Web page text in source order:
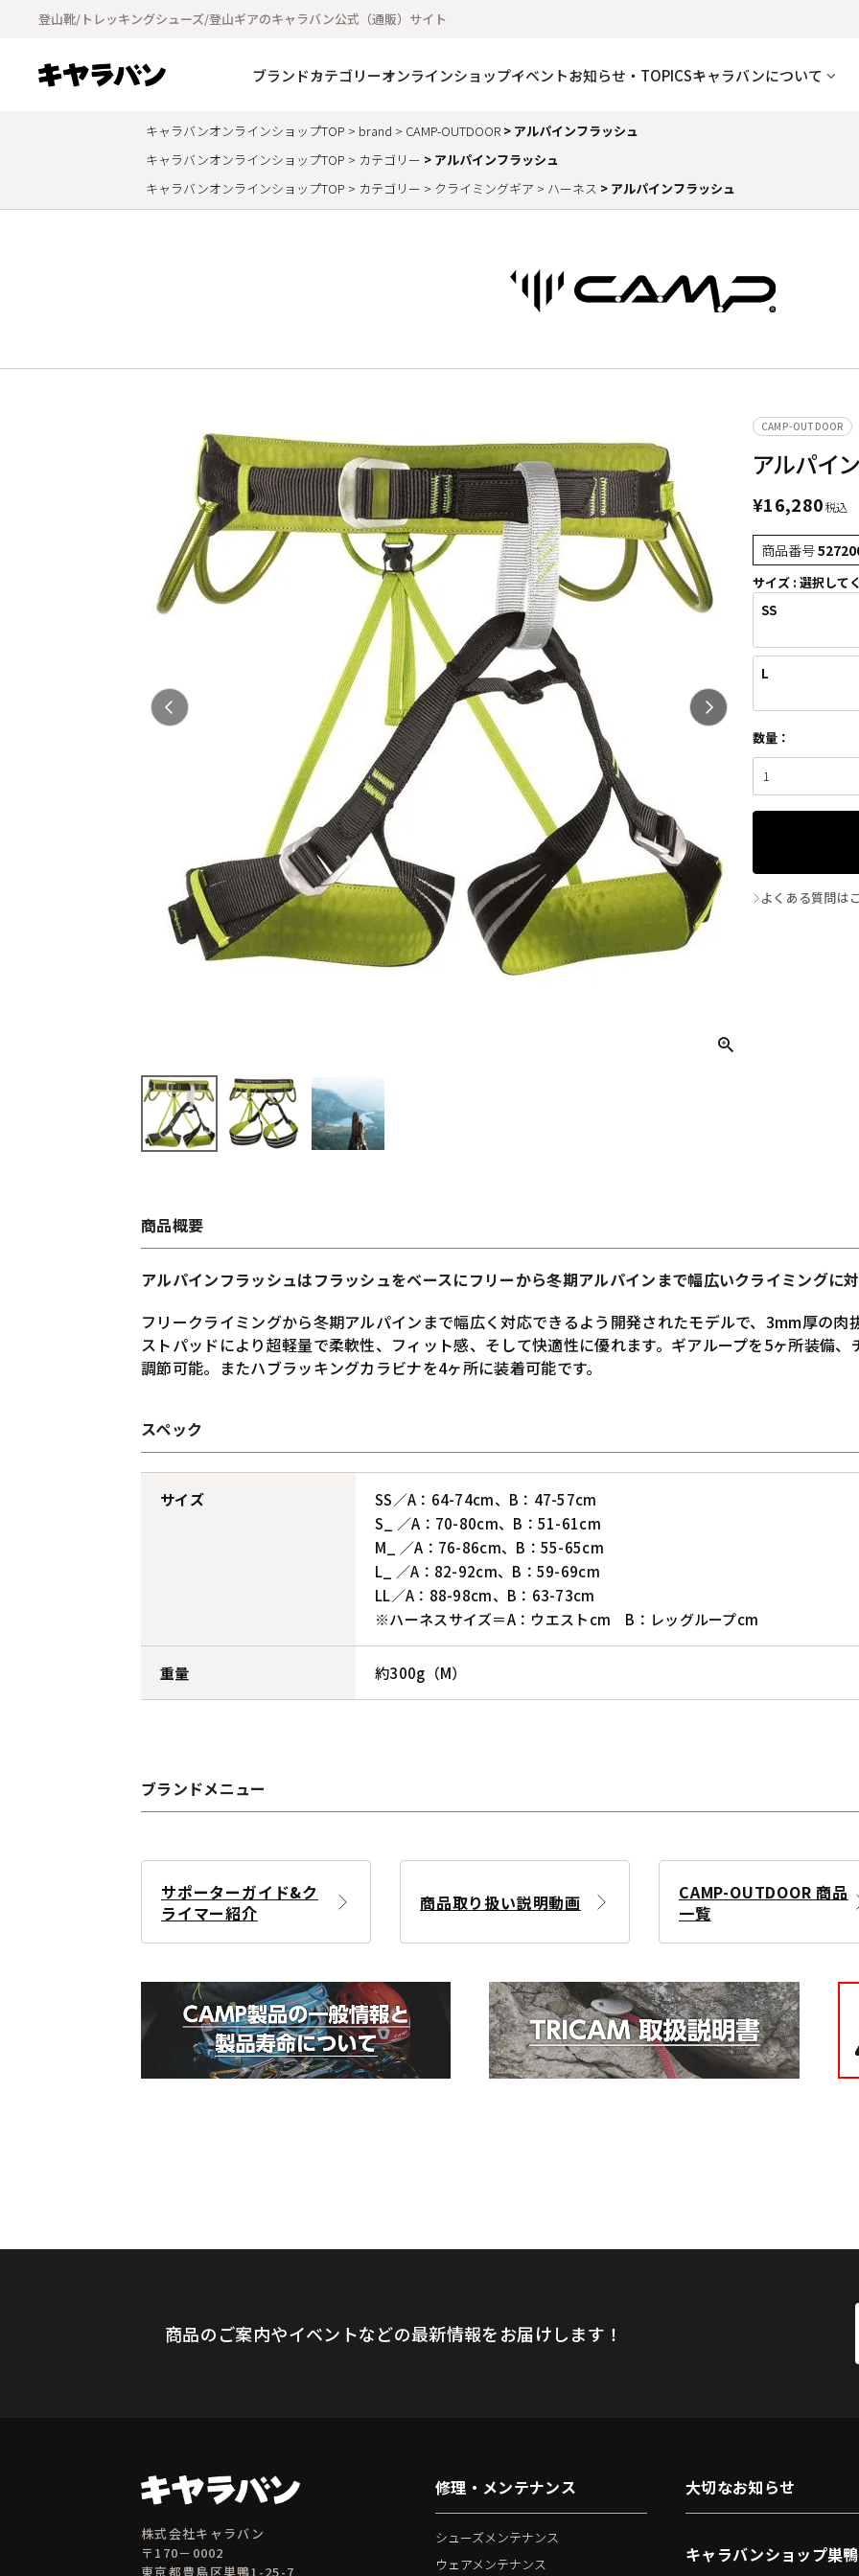
登山靴/トレッキングシューズ/登山ギアのキャラバン公式（通販）サイト
ブランドカテゴリーオンラインショップイベントお知らせ・TOPICSキャラバンについて
キャラバンオンラインショップTOP brand CAMP-OUTDOOR
アルパインフラッシュ
キャラバンオンラインショップTOP
カテゴリー
アルパインフラッシュ
キャラバンオンラインショップTOP
カテゴリー クライミングギア ハーネス アルパインフラッシュ
CAMP-OUTDOOR
アルパイ
¥16,280税込
商品番号
サイズ 選択して
SS
L
よくある質問は
商品概要
アルパインフラッシュはフラッシュをベースにフリーから冬期アルパインまで幅広いクライミングに対
フリークライミングから冬期アルパインまで幅広く対応できるよう開発されたモデルで、3mm厚の肉
ストパッドにより超軽量で柔軟性、フィット感、そして快適性に優れます。ギアループを5ヶ所装備
調節可能。またハブラッキングカラビナを4ヶ所に装着可能です。
スペック
サイズ
SS／A：64-74cm、B：47-57cm
S_ ／A：70-80cm、B：51-61cm
M_ ／A：76-86cm、B：55-65cm
L_ ／A：82-92cm、B：59-69cm
LL／A：88-98cm、B：63-73cm
※ハーネスサイズ＝A：ウエストcm B：レッグループcm
重量 約300g（M）
ブランドメニュー
サポーターガイド&ク
ライマー紹介
商品取り扱い説明動画
CAMP-OUTDOOR 商品
一覧
商品のご案内やイベントなどの最新情報をお届けします！
株式会社キャラバン
〒170－0002
東京都豊島区巣鴨1-25-7
修理・メンテナンス
シューズメンテナンス
ウェアメンテナンス
大切なお知らせ
キャラバンショップ巣